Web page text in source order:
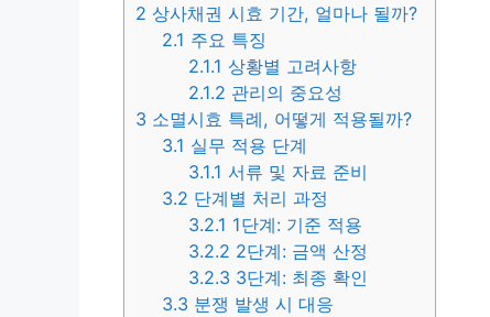
2 상사채권 시효 기간, 얼마나 될까?
2.1 주요 특징
2.1.1 상황별 고려사항
2.1.2 관리의 중요성
3 소멸시효 특례, 어떻게 적용될까?
3.1 실무 적용 단계
3.1.1 서류 및 자료 준비
3.2 단계별 처리 과정
3.2.1 1단계: 기준 적용
3.2.2 2단계: 금액 산정
3.2.3 3단계: 최종 확인
3.3 분쟁 발생 시 대응